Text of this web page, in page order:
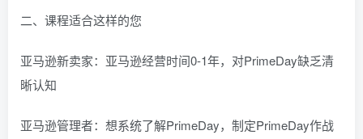
二、课程适合这样的您
亚马逊新卖家：亚马逊经营时间0-1年，对PrimeDay缺乏清
晰认知
亚马逊管理者：想系统了解PrimeDay，制定PrimeDay作战